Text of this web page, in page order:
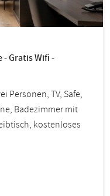
- Gratis Wifi -
Personen, TV, Safe,
Badezimmer mit
kostenloses